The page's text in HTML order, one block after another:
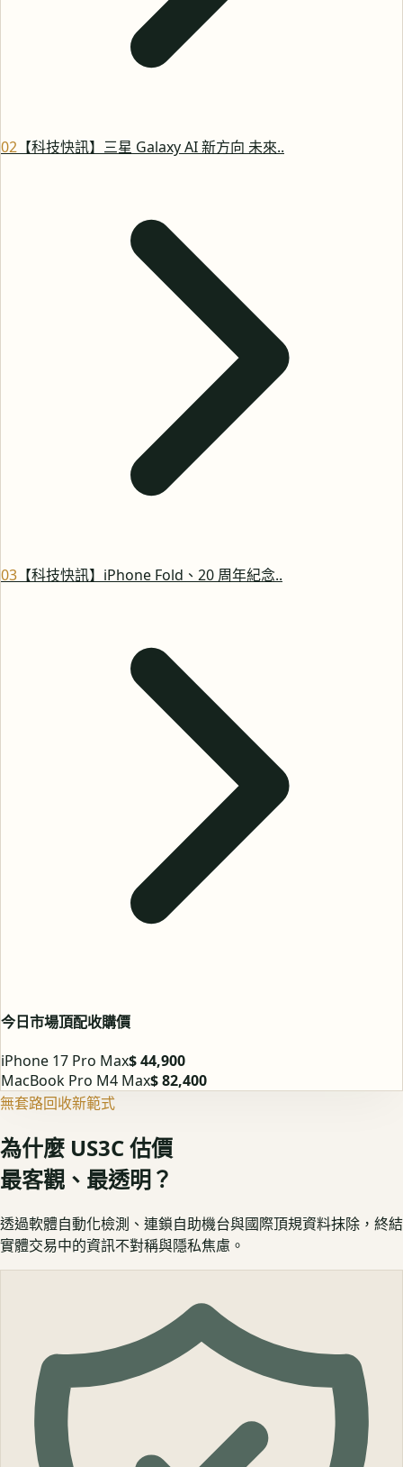
02 【科技快訊】三星 Galaxy AI 新方向 未來..
03 【科技快訊】iPhone Fold、20 周年紀念..
今日市場頂配收購價
iPhone 17 Pro Max$ 44,900
MacBook Pro M4 Max$ 82,400
無套路回收新範式
為什麼 US3C 估價
最客觀、最透明？
透過軟體自動化檢測、連鎖自助機台與國際頂規資料抹除，終結
實體交易中的資訊不對稱與隱私焦慮。